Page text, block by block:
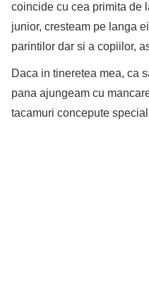
coincide cu cea primita de
junior, cresteam pe langa
parintilor dar si a copiilor,
Daca in tineretea mea, ca
pana ajungeam cu
tacamuri concepute